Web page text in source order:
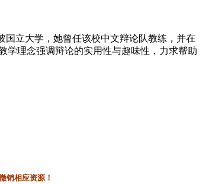
国立大学，她曾任该校中文辩论队教练，并在
学理念强调辩论的实用性与趣味性，力求帮助
销相应资源！